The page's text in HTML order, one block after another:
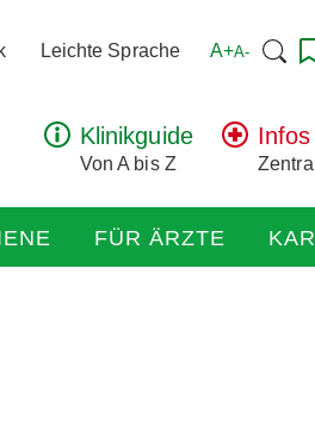
Leichte Sprache A+A- Suchen
Klinikguide
Von A bis Z
FÜR ÄRZTE